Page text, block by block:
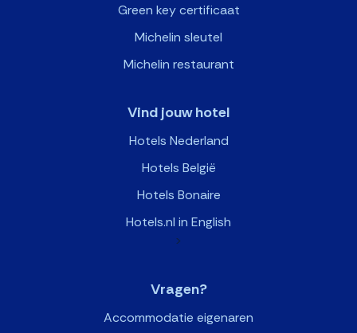
Green key certificaat
Michelin sleutel
Michelin restaurant
Vind jouw hotel
Hotels Nederland
Hotels België
Hotels Bonaire
Hotels.nl in English
>
Vragen?
Accommodatie eigenaren